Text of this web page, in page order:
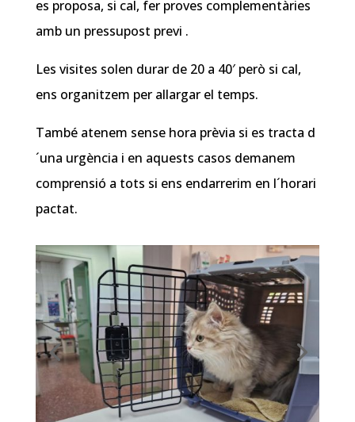
es proposa, si cal, fer proves complementàries
amb un pressupost previ .
Les visites solen durar de 20 a 40′ però si cal,
ens organitzem per allargar el temps.
També atenem sense hora prèvia si es tracta d
´una urgència i en aquests casos demanem
comprensió a tots si ens endarrerim en l´horari
pactat.